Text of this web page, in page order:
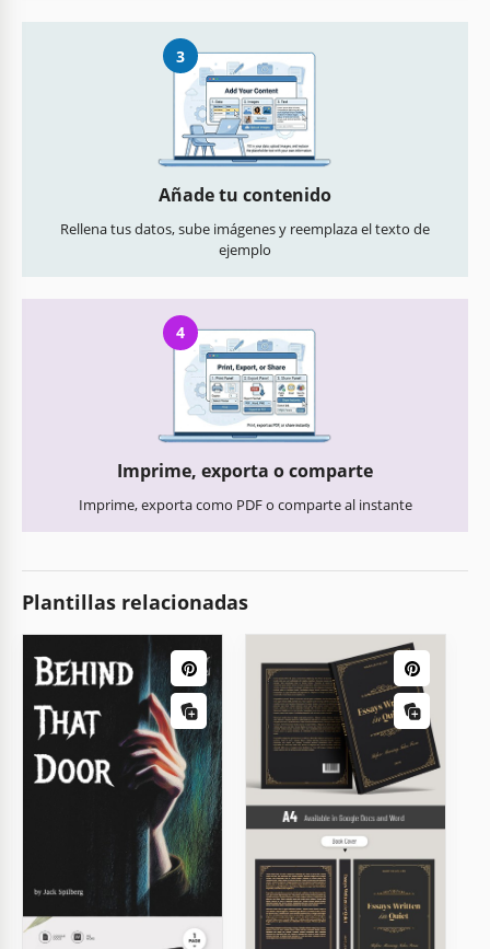
3
Añade tu contenido
Rellena tus datos, sube imágenes y reemplaza el texto de
ejemplo
4
Imprime, exporta o comparte
Imprime, exporta como PDF o comparte al instante
Plantillas relacionadas